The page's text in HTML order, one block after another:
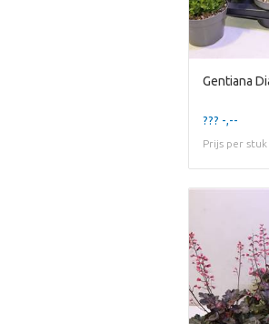
Gentiana
??? -,--
Prijs per stuk